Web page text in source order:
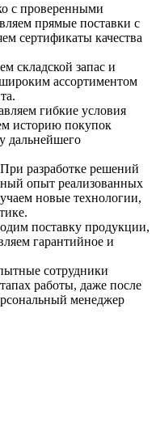
с проверенными
прямые поставки с
сертификаты качества
складской запас и
ассортиментом
гибкие условия
историю покупок
дальнейшего
При разработке решений
опыт реализованных
новые технологии,
поставку продукции,
гарантийное и
сотрудники
работы, даже после
менеджер